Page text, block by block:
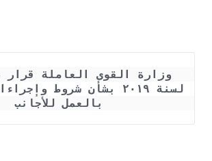
بالعمل للأجانب